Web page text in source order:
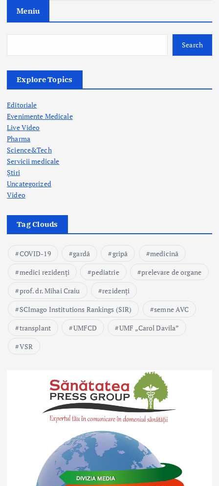
g
a
t
i
o
n
Meniu
Search
Explore Topics
Editoriale
Evenimente Medicale
Live Video
Pharma
Science&Tech
Servicii medicale
Știri
Uncategorized
Video
Tag Clouds
COVID-19 gardă gripă
medicină
medici rezidenți
pediatrie
prelevare de organe
prof. dr. Mihai Craiu
rezidenți
SCImago Institutions Rankings (SIR)
semne AVC
transplant
UMFCD
UMF „Carol Davila”
VSR